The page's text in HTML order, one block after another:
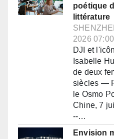
poétique
littérature
2026 07:00
DJI et
Isabelle
de deux
siècles —
le Osmo
Chine, 7
--…
Envision